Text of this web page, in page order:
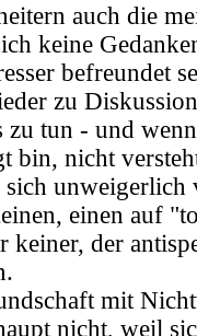
auch die
keine
befreundet
zu
tun - und
bin, nicht
unweigerlich
einen auf
keiner, der
mit
nicht, weil